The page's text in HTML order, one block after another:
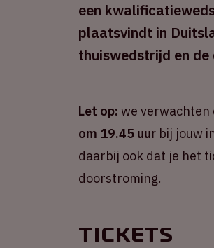
een
plaatsvindt in
thuiswedstrijd en de
Let op: we verwachten
om 19.45 uur bij jouw
daarbij ook dat je het
doorstroming.
Tickets